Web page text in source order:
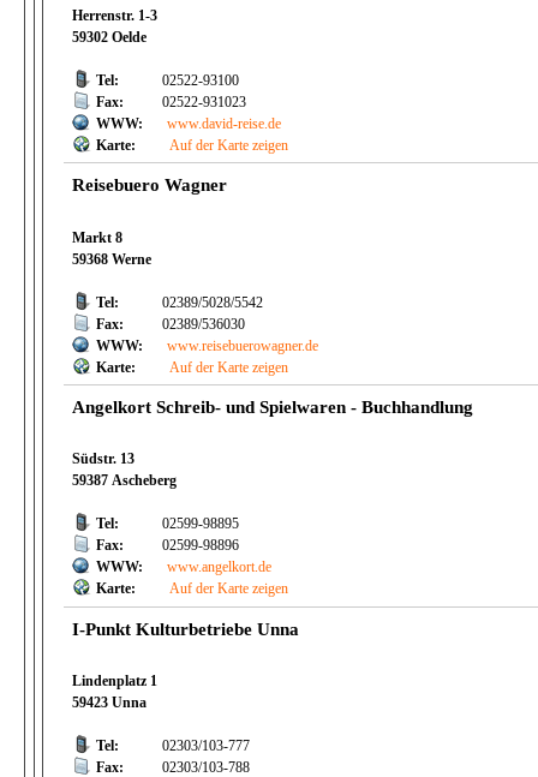
Herrenstr. 1-3
59302 Oelde
Tel:
02522-93100
Fax:
02522-931023
WWW:
www.david-reise.de
Karte:
Auf der Karte zeigen
Reisebuero Wagner
Markt 8
59368 Werne
Tel:
02389/5028/5542
Fax:
02389/536030
WWW:
www.reisebuerowagner.de
Karte:
Auf der Karte zeigen
Angelkort Schreib- und Spielwaren - Buchhandlung
Südstr. 13
59387 Ascheberg
Tel:
02599-98895
Fax:
02599-98896
WWW:
www.angelkort.de
Karte:
Auf der Karte zeigen
I-Punkt Kulturbetriebe Unna
Lindenplatz 1
59423 Unna
Tel:
02303/103-777
Fax:
02303/103-788